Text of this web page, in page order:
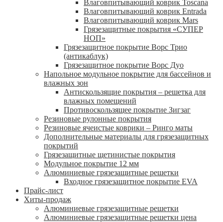
Влаговпитывающий коврик Toscana
Влаговпитывающий коврик Entrada
Влаговпитывающий коврик Mars
Грязезащитные покрытия «СУПЕР
НОП»
Грязезащитное покрытие Ворс Трио
(антикаблук)
Грязезащитное покрытие Ворс Дуо
Напольное модульное покрытие для бассейнов и
влажных зон
Антискользящие покрытия – решетка для
влажных помещений
Противоскользящее покрытие Зигзаг
Резиновые рулонные покрытия
Резиновые ячеистые коврики – Ринго маты
Дополнительные материалы для грязезащитных
покрытий
Грязезащитные щетинистые покрытия
Модульное покрытие 12 мм
Алюминиевые грязезащитные решетки
Входное грязезащитное покрытие EVA
Прайс-лист
Хиты-продаж
Алюминиевые грязезащитные решетки
Алюминиевые грязезащитные решетки цена